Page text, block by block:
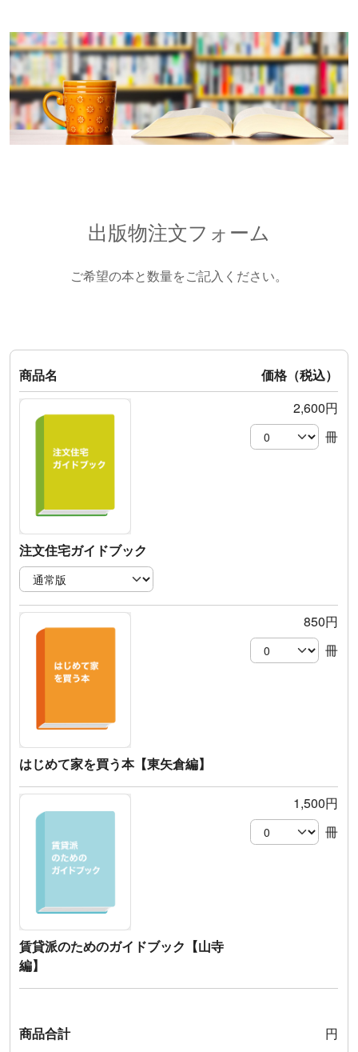
出版物注文フォーム
ご希望の本と数量をご記入ください。
商品名 価格（税込）
注文住宅ガイドブック
2,600円
冊
はじめて家を買う本【東矢倉編】
850円
冊
賃貸派のためのガイドブック【山寺
編】
1,500円
冊
商品合計 円